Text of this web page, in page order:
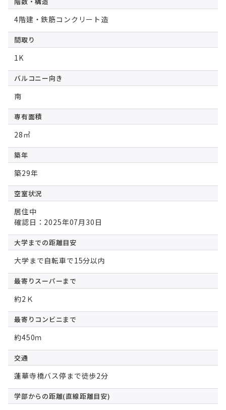
4階建・鉄筋コンクリート造
間取り
1K
バルコニー向き
南
専有面積
28㎡
築年
築29年
空室状況
居住中
確認日：2025年07月30日
大学までの距離目安
大学まで自転車で15分以内
最寄りスーパーまで
約2Ｋ
最寄りコンビニまで
約450ｍ
交通
蓮華寺橋バス停まで徒歩2分
学部からの距離(直線距離目安)